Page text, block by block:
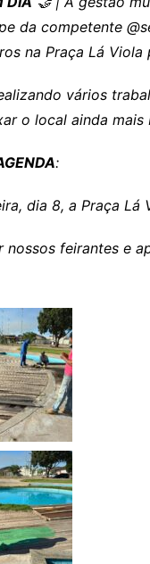
Nova Glória
Nova Iguaçu
Porangatu
Rialma
Rianápolis
Santa Isabel
Santa
Uirapuru
Uruaçu
Uruana
Uirapuru
da competente
na Praça Lá
vários
o local ainda
:
dia 8, a Praça Lá
nossos feirantes e